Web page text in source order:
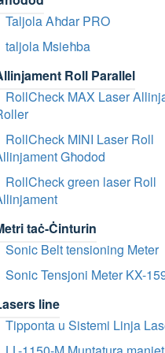
Taljola Aħdar PRO
taljola Msieħba
Roll Parallel
RollCheck MAX Laser
RollCheck MINI Laser Roll
Għodod
RollCheck green laser Roll
taċ-Ċinturin
Sonic Belt tensioning Meter
Sonic Tensjoni Meter KX-
line
Tipponta u Sistemi Linja